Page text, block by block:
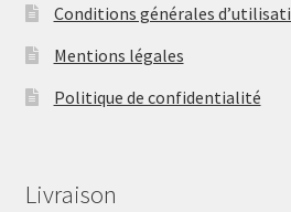
Conditions générales
Mentions légales
Politique de confidentialité
Livraison